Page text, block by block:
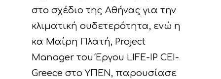
στο σχέδιο της Αθήνας για την
κλιματική ουδετερότητα, ενώ η
κα Μαίρη Πλατή, Project
Manager του Έργου LIFE-IP CEI-
Greece στο ΥΠΕΝ, παρουσίασε